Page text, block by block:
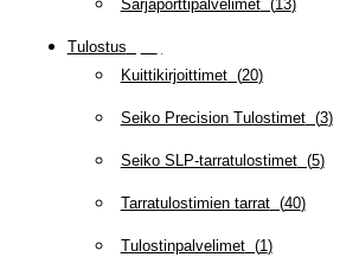
Sarjaporttipalvelimet(13)
Tulostus
Kuittikirjoittimet(20)
Seiko Precision Tulostimet(3)
Seiko SLP-tarratulostimet(5)
Tarratulostimien tarrat(40)
Tulostinpalvelimet(1)